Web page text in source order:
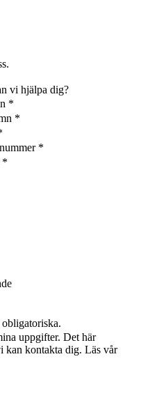
vi hjälpa dig?
*
*
*
*
uppgifter. Det här
kan kontakta dig. Läs vår